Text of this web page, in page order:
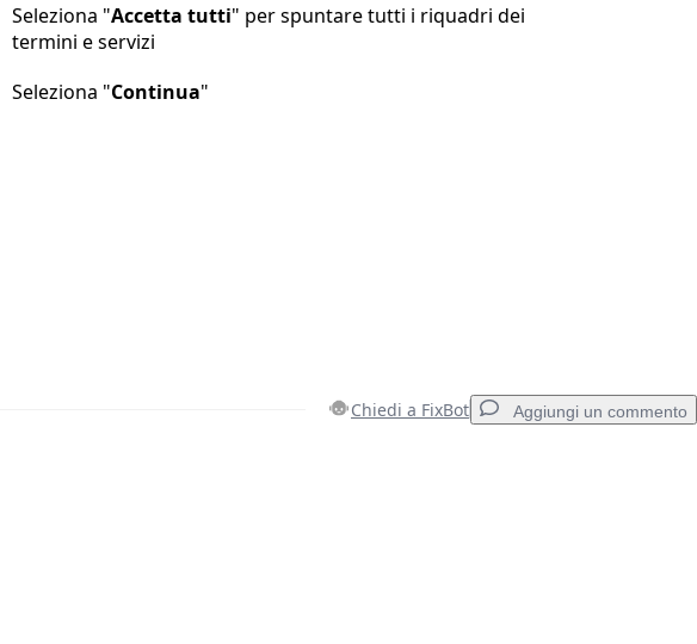
Seleziona "Accetta tutti" per spuntare tutti i riquadri dei
termini e servizi
Seleziona "Continua"
Chiedi a FixBot Aggiungi un commento